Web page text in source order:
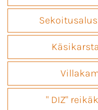
" DIZ"